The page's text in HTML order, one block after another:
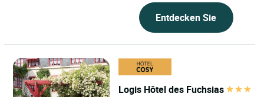
Entdecken Sie
Logis Hôtel des Fuchsias